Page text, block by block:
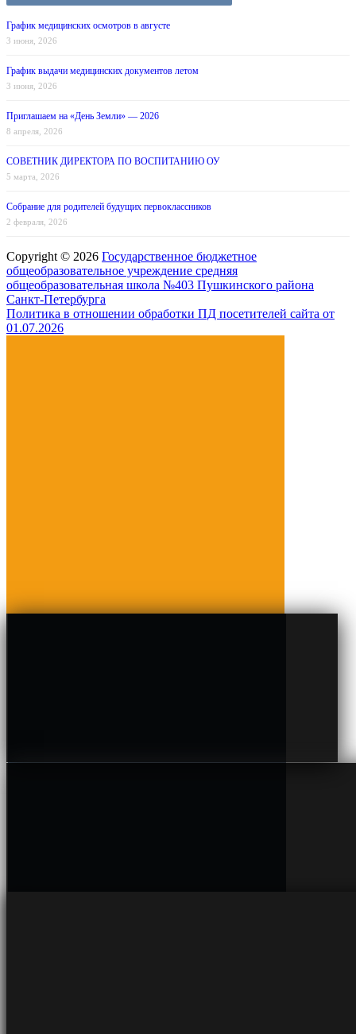
График медицинских осмотров в августе
3 июня, 2026
График выдачи медицинских документов летом
3 июня, 2026
Приглашаем на «День Земли» — 2026
8 апреля, 2026
СОВЕТНИК ДИРЕКТОРА ПО ВОСПИТАНИЮ ОУ
5 марта, 2026
Собрание для родителей будущих первоклассников
2 февраля, 2026
Copyright © 2026 Государственное бюджетное
общеобразовательное учреждение средняя
общеобразовательная школа №403 Пушкинского района
Санкт-Петербурга
Политика в отношении обработки ПД посетителей сайта от
01.07.2026